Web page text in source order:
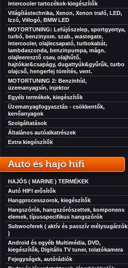
intercooler tartozékok-kiegészítők
Világítástechnika, Xenon, Xenon trafó, LED,
Izzó, Villogó, BMW LED
MOTORTUNING: Lefújószelep, sportgyertya,
turbó, benzinyom. szab., wastegate,
intercooler, olajlecsapató, turbokabát,
lambdaszonda, benzinpumpa, mágn.
olajleeresztő csav, olajhűtő,
hajtókar&csapágy, dugattyúk&gyűrűk, turbo
olajcső, hengerfej tömítés, vent.
MOTORTUNING 2: Benzinhíd,
üzemanyagsín, injektor
Egyéb termékek, kiegészítők
Üzemanyagfogyasztás - csökkentők,
kenőanyagok
Szolgáltatások
Általános autóalkatrészek
Extra kiegészítők
Autó és hajó hifi
HAJÓS ( MARINE ) TERMÉKEK
Autó HIFI erősítők
Hangprocesszorok, kiegészítők
Hangszórók, hangszórószettek, komponens
elemek, típusspecifikus hangszórók
Subwooferek ( aktív és passzív mélysugárzók
)
Android és egyéb Multimédia, DVD,
kiegészítők, Digitális TV tuner, tolatókamera
Fejegységek, autórádiók